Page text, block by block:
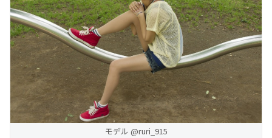
モデル @ruri_915